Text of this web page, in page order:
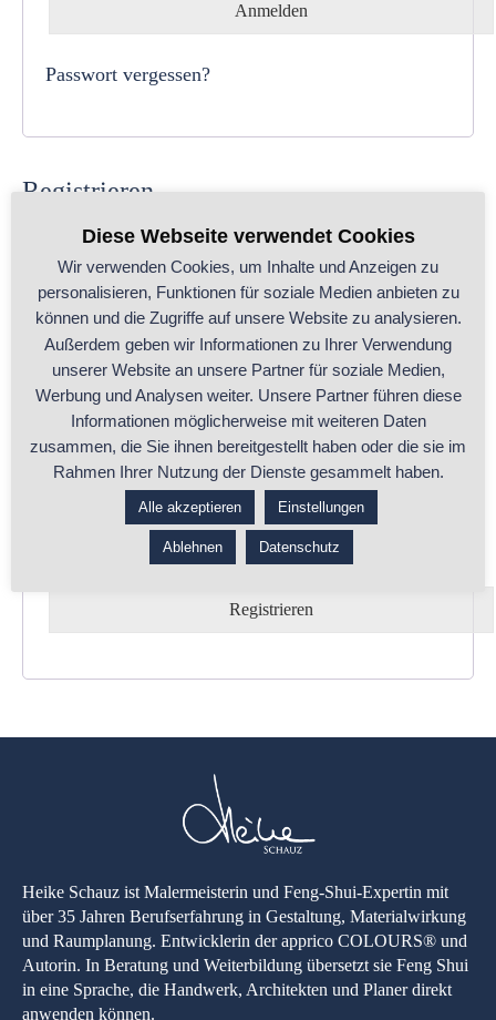
Anmelden
Passwort vergessen?
Registrieren
Benutzername* Erforderlich
E-Mail-Adresse*Erforderlich
Erforderlich
Registrieren
Heike Schauz ist Malermeisterin und Feng-Shui-Expertin mit
über 35 Jahren Berufserfahrung in Gestaltung, Materialwirkung
und Raumplanung. Entwicklerin der apprico COLOURS® und
Autorin. In Beratung und Weiterbildung übersetzt sie Feng Shui
in eine Sprache, die Handwerk, Architekten und Planer direkt
anwenden können.
Diese Webseite verwendet Cookies
Wir verwenden Cookies, um Inhalte und Anzeigen zu
personalisieren, Funktionen für soziale Medien anbieten zu
können und die Zugriffe auf unsere Website zu analysieren.
Außerdem geben wir Informationen zu Ihrer Verwendung
unserer Website an unsere Partner für soziale Medien,
Werbung und Analysen weiter. Unsere Partner führen diese
Informationen möglicherweise mit weiteren Daten
zusammen, die Sie ihnen bereitgestellt haben oder die sie im
Rahmen Ihrer Nutzung der Dienste gesammelt haben.
Alle akzeptieren Einstellungen
Ablehnen Datenschutz